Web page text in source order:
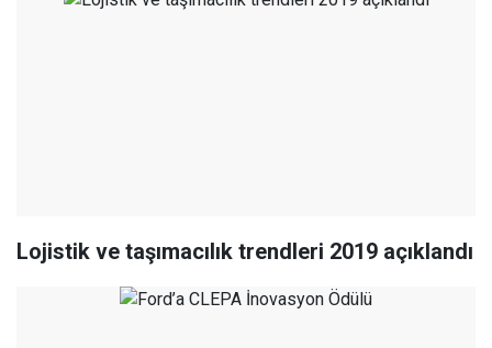
Lojistik ve taşımacılık trendleri 2019 açıklandı